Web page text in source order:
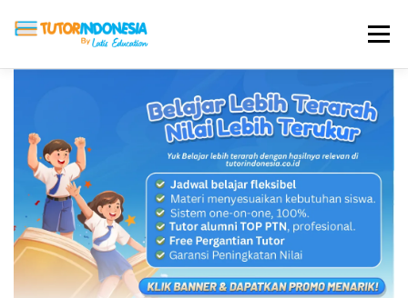
Menu
ABOUT US JADI PENGAJAR
BIAYA LES TESTIMONI PROFIL ALUMNI
BLOG DAFTAR SEKOLAH